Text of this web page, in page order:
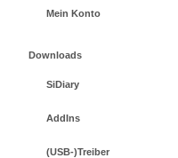
Mein Konto
Downloads
SiDiary
AddIns
(USB-)Treiber